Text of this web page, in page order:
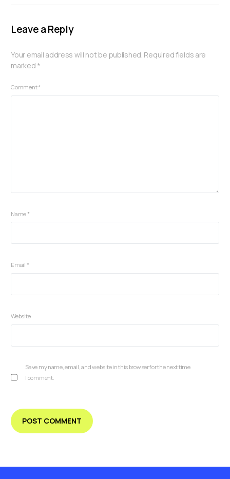
Leave a Reply
Your email address will not be published. Required fields are
marked *
Comment*
Name*
Email *
Website
Save my name, email, and website in this browser for the next time
I comment.